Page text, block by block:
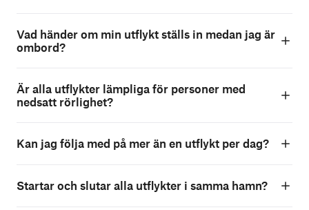
Vad händer om min utflykt ställs in medan jag är
ombord?
Är alla utflykter lämpliga för personer med
nedsatt rörlighet?
Kan jag följa med på mer än en utflykt per dag?
Startar och slutar alla utflykter i samma hamn?